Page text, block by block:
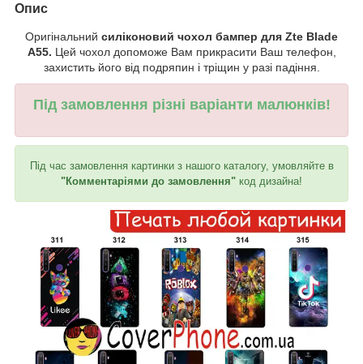
Опис
Оригінальний силіконовий чохол бампер для Zte Blade
A55. Цей чохол допоможе Вам прикрасити Ваш телефон,
захистить його від подряпин і тріщин у разі падіння.
Під замовлення різні варіанти малюнків!
Під час замовлення картинки з нашого каталогу, умовляйте в
"Комментаріями до замовлення" код дизайна!